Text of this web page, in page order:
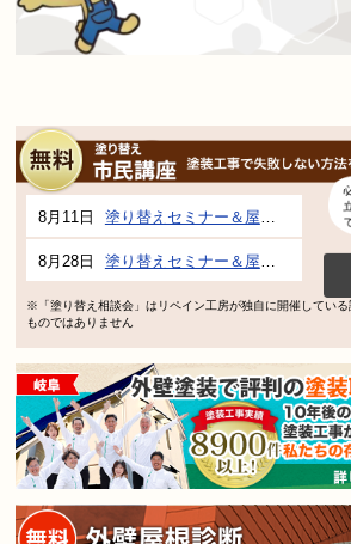
8月11日 塗り替えセミナー＆屋根、外壁の塗り替え市民講座 inぎふメディアコスモス
8月28日 塗り替えセミナー＆屋根、外壁の塗り替え市民講座 inぎふメディアコスモス
※「塗り替え相談会」はリペイン工房が独自に開催してい
ものではありません